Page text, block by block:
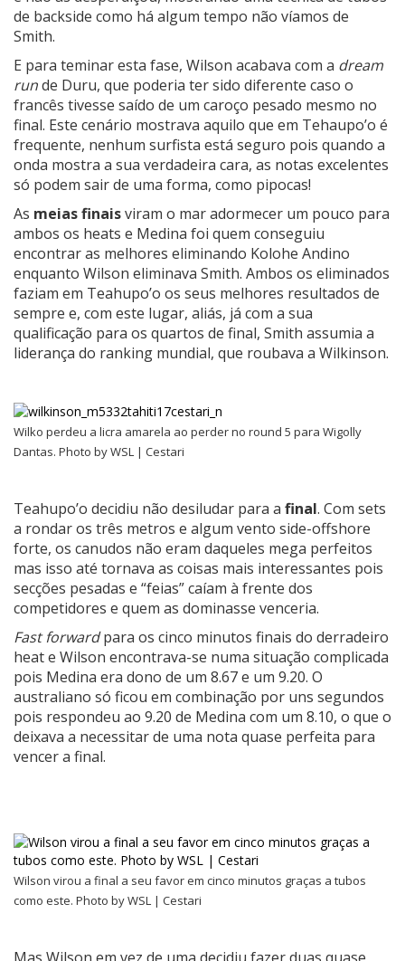
de backside como há algum tempo não víamos de
Smith.
E para teminar esta fase, Wilson acabava com a dream
runde Duru, que poderia ter sido diferente caso o
francês tivesse saído de um caroço pesado mesmo no
final. Este cenário mostrava aquilo que em Tehaupo’o é
frequente, nenhum surfista está seguro pois quando a
onda mostra a sua verdadeira cara, as notas excelentes
só podem sair de uma forma, como pipocas!
As meias finaisviram o mar adormecer um pouco para
ambos os heats e Medina foi quem conseguiu
encontrar as melhores eliminando Kolohe Andino
enquanto Wilson eliminava Smith. Ambos os eliminados
faziam em Teahupo’o os seus melhores resultados de
sempre e, com este lugar, aliás, já com a sua
qualificação para os quartos de final, Smith assumia a
liderança do ranking mundial, que roubava a Wilkinson.
Wilko perdeu a licra amarela ao perder no round 5 para Wigolly
Dantas. Photo by WSL | Cestari
Teahupo’o decidiu não desiludar para a final. Com sets
a rondar os três metros e algum vento side-offshore
forte, os canudos não eram daqueles mega perfeitos
mas isso até tornava as coisas mais interessantes pois
secções pesadas e “feias” caíam à frente dos
competidores e quem as dominasse venceria.
Fast forwardpara os cinco minutos finais do derradeiro
heat e Wilson encontrava-se numa situação complicada
pois Medina era dono de um 8.67 e um 9.20. O
australiano só ficou em combinação por uns segundos
pois respondeu ao 9.20 de Medina com um 8.10, o que o
deixava a necessitar de uma nota quase perfeita para
vencer a final.
Wilson virou a final a seu favor em cinco minutos graças a tubos
como este. Photo by WSL | Cestari